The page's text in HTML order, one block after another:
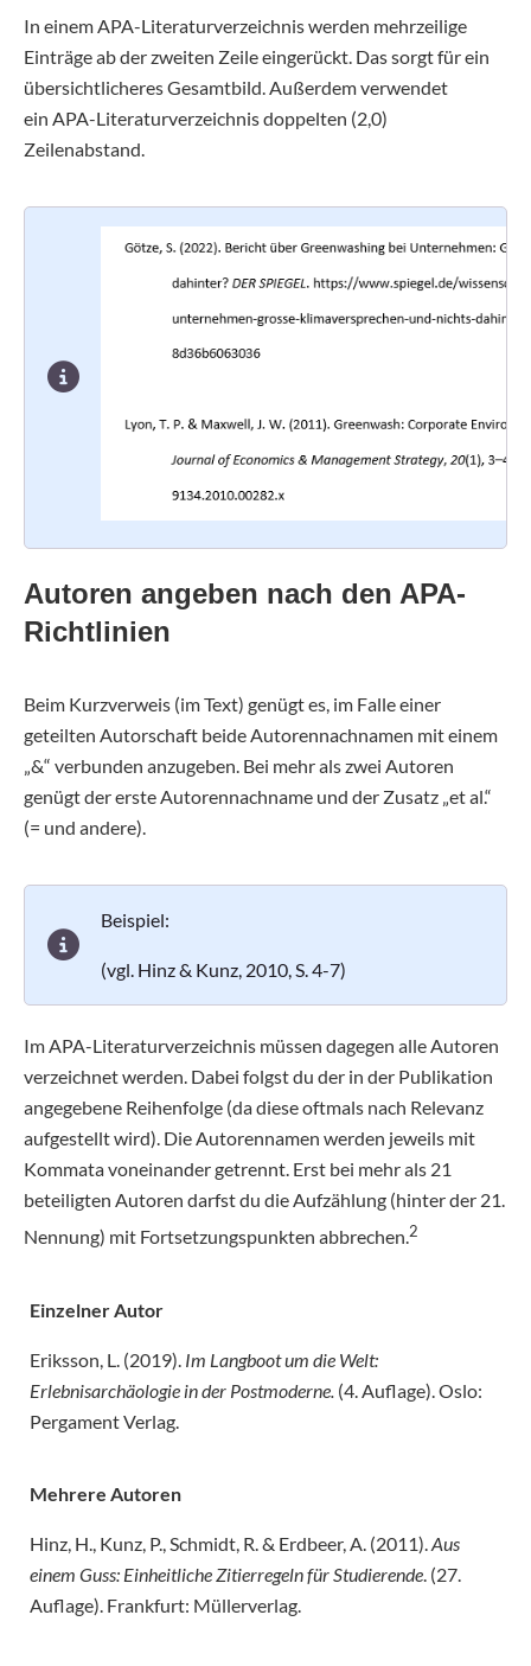
In einem APA-Literaturverzeichnis werden mehrzeilige
Einträge ab der zweiten Zeile eingerückt. Das sorgt für ein
übersichtlicheres Gesamtbild. Außerdem verwendet
ein APA-Literaturverzeichnis doppelten (2,0)
Zeilenabstand.
Autoren angeben nach den APA-
Richtlinien
Beim Kurzverweis (im Text) genügt es, im Falle einer
geteilten Autorschaft beide Autorennachnamen mit einem
„&“ verbunden anzugeben. Bei mehr als zwei Autoren
genügt der erste Autorennachname und der Zusatz „et al.“
(= und andere).
Beispiel:
(vgl. Hinz & Kunz, 2010, S. 4-7)
Im APA-Literaturverzeichnis müssen dagegen alle Autoren
verzeichnet werden. Dabei folgst du der in der Publikation
angegebene Reihenfolge (da diese oftmals nach Relevanz
aufgestellt wird). Die Autorennamen werden jeweils mit
Kommata voneinander getrennt. Erst bei mehr als 21
beteiligten Autoren darfst du die Aufzählung (hinter der 21.
Nennung) mit Fortsetzungspunkten abbrechen.2
Einzelner Autor
Eriksson, L. (2019). Im Langboot um die Welt:
Erlebnisarchäologie in der Postmoderne. (4. Auflage). Oslo:
Pergament Verlag.
Mehrere Autoren
Hinz, H., Kunz, P., Schmidt, R. & Erdbeer, A. (2011). Aus
einem Guss: Einheitliche Zitierregeln für Studierende . (27.
Auflage). Frankfurt: Müllerverlag.